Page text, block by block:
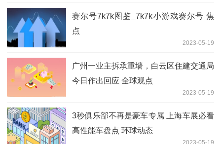
赛尔号7k7k图鉴_7k7k小游戏赛尔号 焦
点
2023-05-19
广州一业主拆承重墙，白云区住建交通局
今日作出回应 全球观点
2023-05-19
3秒俱乐部不再是豪车专属 上海车展必看
高性能车盘点 环球动态
2023-05-19